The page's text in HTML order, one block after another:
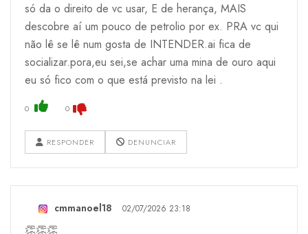
só da o direito de vc usar, E de herança, MAIS
descobre aí um pouco de petrolio por ex. PRA vc qui
não lê se lê num gosta de INTENDER.ai fica de
socializar.pora,eu sei,se achar uma mina de ouro aqui
eu só fico com o que está previsto na lei .
0 0
RESPONDER DENUNCIAR
cmmanoel18 02/07/2026 23:18
👏👏👏